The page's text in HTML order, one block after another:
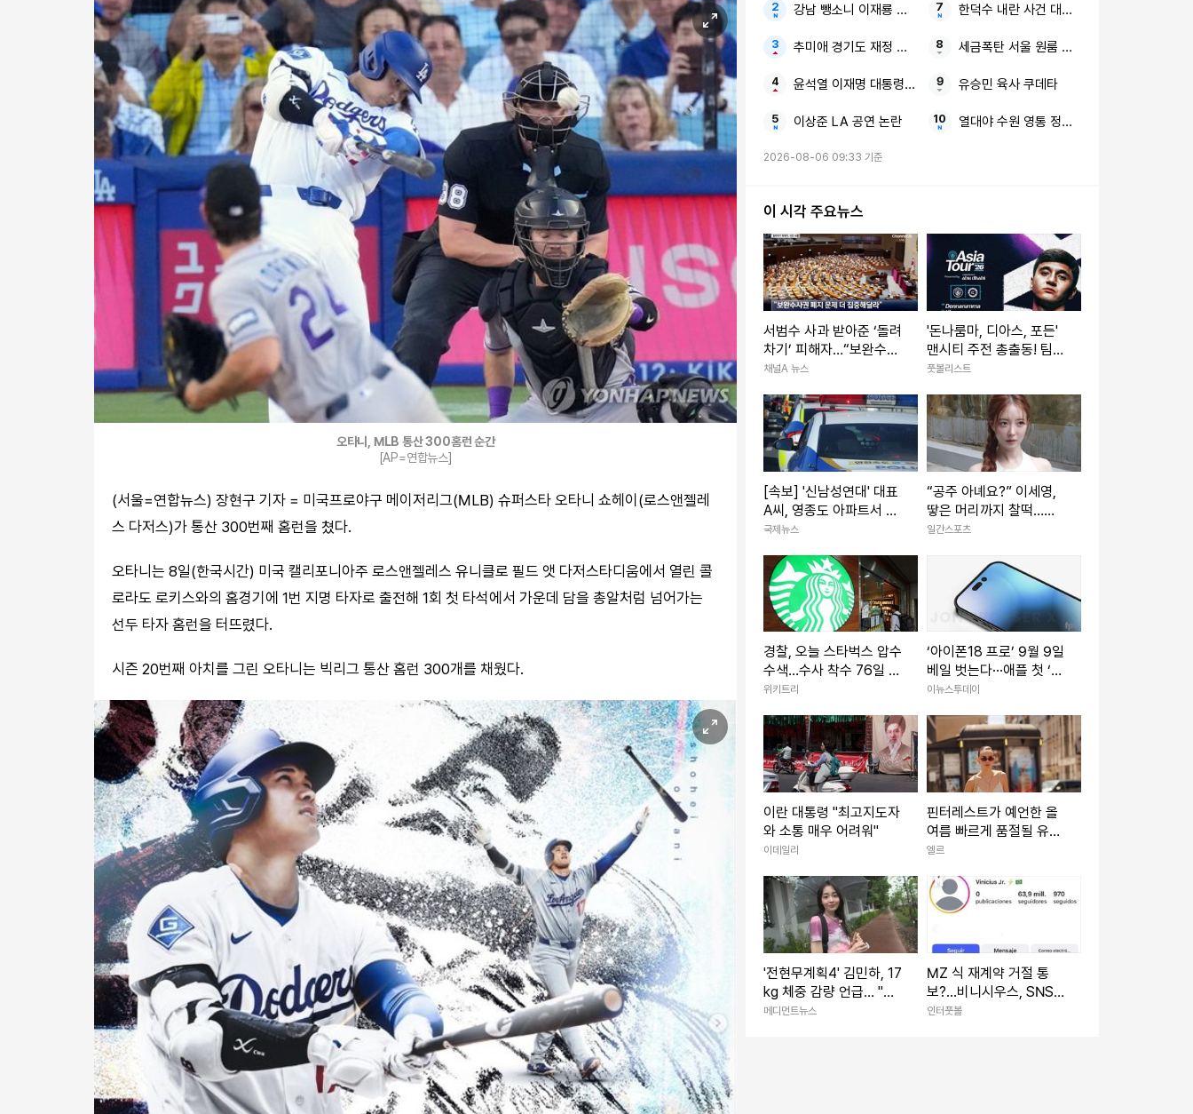
오타니, MLB 통산 300홈런 순간
[AP=연합뉴스]
(서울=연합뉴스) 장현구 기자 = 미국프로야구 메이저리그(MLB) 슈퍼스타 오타니 쇼헤이(로스앤젤레
스 다저스)가 통산 300번째 홈런을 쳤다.
오타니는 8일(한국시간) 미국 캘리포니아주 로스앤젤레스 유니클로 필드 앳 다저스타디움에서 열린 콜
로라도 로키스와의 홈경기에 1번 지명 타자로 출전해 1회 첫 타석에서 가운데 담을 총알처럼 넘어가는
선두 타자 홈런을 터뜨렸다.
시즌 20번째 아치를 그린 오타니는 빅리그 통산 홈런 300개를 채웠다.
강남 뺑소니 이재룡 음주운전
추미애 경기도 재정 비상 상황
윤석열 이재명 대통령 무속인
이상준 LA 공연 논란
한덕수 내란 사건 대법원
세금폭탄 서울 원룸 주택 보유세
유승민 육사 쿠데타
열대야 수원 영통 정전 피해
2026-08-06 09:33 기준
이 시각 주요뉴스
서범수 사과 받아준 ‘돌려
차기’ 피해자…“보완수사
권에 집중”
채널A 뉴스
'돈나룸마, 디아스, 포든'
맨시티 주전 총출동! 팀K
리그는 이승우·기성용 벤
인업]
풋볼리스트
[속보] '신남성연대' 대표
A씨, 영종도 아파트서 숨
진 채 발견
국제뉴스
“공주 아녜요?” 이세영,
땋은 머리까지 찰떡…인
형 같은 미모 [IS하이컷]
일간스포츠
경찰, 오늘 스타벅스 압수
수색…수사 착수 76일 만
에 압수수색한 ‘진짜 이
위키트리
‘아이폰18 프로’ 9월 9일
베일 벗는다···애플 첫 ‘폴
더블’ 출격 전망
이뉴스투데이
이란 대통령 "최고지도자
와 소통 매우 어려워"
이데일리
핀터레스트가 예언한 올
여름 빠르게 품절될 유행
템
엘르
'전현무계획4' 김민하, 17
kg 체중 감량 언급… "이
게 그럴 일인가 싶었다"
메디먼트뉴스
MZ 식 재계약 거절 통
보?...비니시우스, SNS
모든 사진 삭제! "베르나
인터풋볼